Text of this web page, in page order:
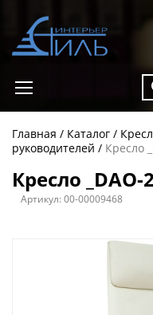
Главная Каталог
руководителей
Кресло
Кресло
Артикул:00-00009468